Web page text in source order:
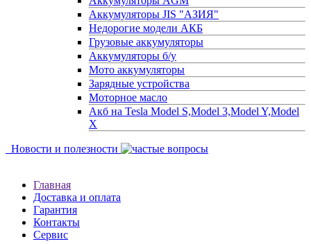
Аккумуляторы JIS "АЗИЯ"
Недорогие модели АКБ
Грузовые аккумуляторы
Аккумуляторы б/у
Мото аккумуляторы
Зарядные устройства
Моторное масло
Акб на Tesla Model S,Model 3,Model Y,Model
X
Новости и полезности
Главная
Доставка и оплата
Гарантия
Контакты
Сервис